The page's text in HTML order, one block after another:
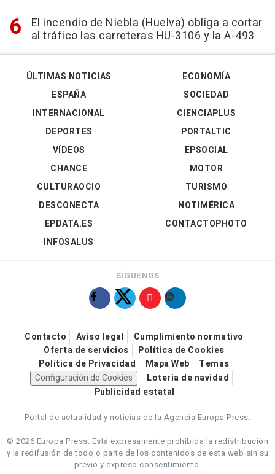
El incendio de Niebla (Huelva) obliga a cortar
al tráfico las carreteras HU-3106 y la A-493
ÚLTIMAS NOTICIAS
ESPAÑA
INTERNACIONAL
DEPORTES
VÍDEOS
ECONOMÍA
SOCIEDAD
CIENCIAPLUS
PORTALTIC
EPSOCIAL
CHANCE
CULTURAOCIO
DESCONECTA
EPDATA.ES
INFOSALUS
MOTOR
TURISMO
NOTIMÉRICA
CONTACTOPHOTO
SÍGUENOS
Contacto Aviso legal
Cumplimiento normativo
Oferta de servicios
Política de Cookies
Política de Privacidad
Mapa Web
Temas
Configuración de Cookies
Loteria de navidad
Publicidad estatal
Portal de actualidad y noticias de la Agencia Europa Press.
© 2026 Europa Press. Está expresamente prohibida la redistribución
y la redifusión de todo o parte de los contenidos de esta web sin su
previo y expreso consentimiento.